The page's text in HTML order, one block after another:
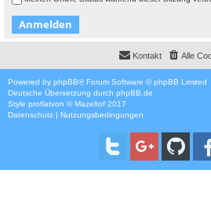
Alle
Kontakt
Powered by phpBB® Forum Software © phpBB Limited
Deutsche Übersetzung durch phpBB.de
Style proflatvon ©Mazeltof 2017
Datenschutz | Nutzungsbedingungen